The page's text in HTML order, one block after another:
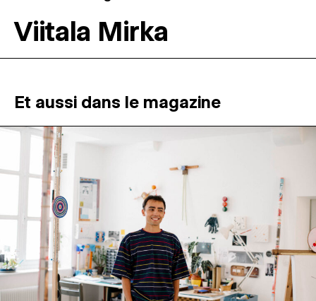
RÉSIDENCES ↓
ATELIERS OUVERTS
PROGRAMMATION
MAGAZINE
ESPACES DE PRATIQUE ARTISTIQUE ↓
Recherche
Connexion
Viitala Mirka
Et aussi dans le magazine